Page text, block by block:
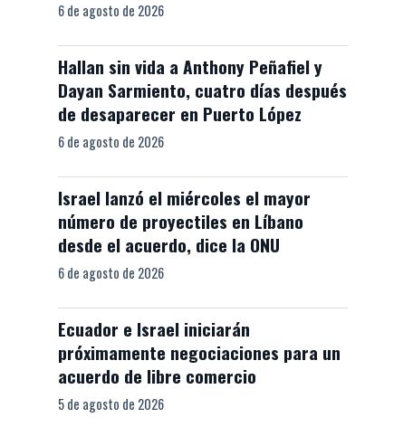
6 de agosto de 2026
Hallan sin vida a Anthony Peñafiel y
Dayan Sarmiento, cuatro días después
de desaparecer en Puerto López
6 de agosto de 2026
Israel lanzó el miércoles el mayor
número de proyectiles en Líbano
desde el acuerdo, dice la ONU
6 de agosto de 2026
Ecuador e Israel iniciarán
próximamente negociaciones para un
acuerdo de libre comercio
5 de agosto de 2026